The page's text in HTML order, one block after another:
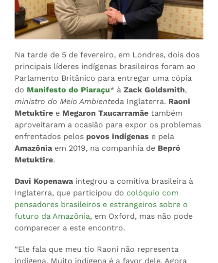
Na tarde de 5 de fevereiro, em Londres, dois dos
principais líderes indígenas brasileiros foram ao
Parlamento Britânico para entregar uma cópia
do Manifesto do Piaraçu* à Zack Goldsmith,
ministro do Meio Ambienteda Inglaterra. Raoni
Metuktire e Megaron Txucarramãe também
aproveitaram a ocasião para expor os problemas
enfrentados pelos povos indígenas e pela
Amazônia em 2019, na companhia de Bepró
Metuktire.
Davi Kopenawa integrou a comitiva brasileira à
Inglaterra, que participou do colóquio com
pensadores brasileiros e estrangeiros sobre o
futuro da Amazônia, em Oxford, mas não pode
comparecer a este encontro.
“Ele fala que meu tio Raoni não representa
indígena. Muito indígena é a favor dele. Agora